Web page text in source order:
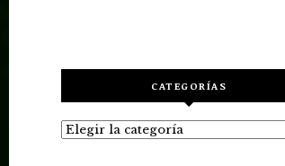
CATEGORÍAS
Categorías